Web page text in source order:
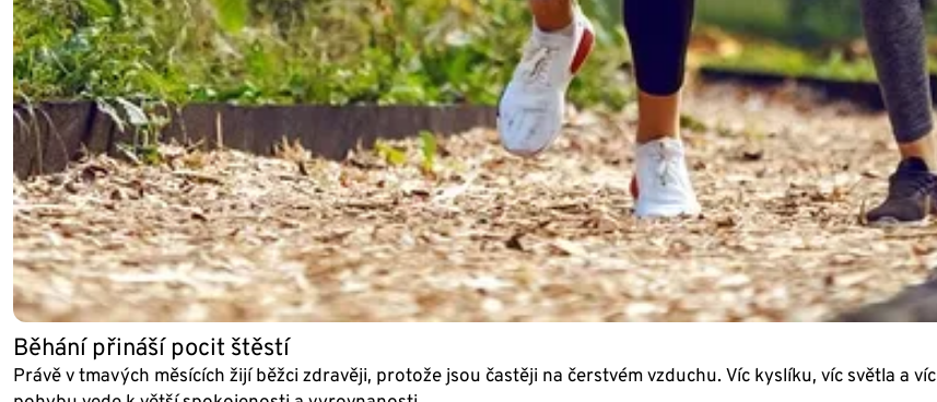
Běhání přináší pocit štěstí
Právě v tmavých měsících žijí běžci zdravěji, protože jsou častěji na čerstvém vzduchu. Víc kyslíku, víc světla a víc